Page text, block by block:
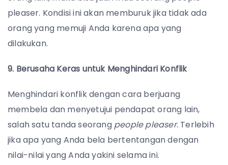
pleaser. Kondisi ini akan memburuk jika tidak ada
orang yang memuji Anda karena apa yang
dilakukan.
9. Berusaha Keras untuk Menghindari Konflik
Menghindari konflik dengan cara berjuang
membela dan menyetujui pendapat orang lain,
salah satu tanda seorang people pleaser. Terlebih
jika apa yang Anda bela bertentangan dengan
nilai-nilai yang Anda yakini selama ini.